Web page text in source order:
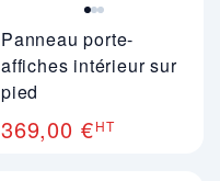
Panneau porte-
affiches intérieur sur
pied
369,00 €HT